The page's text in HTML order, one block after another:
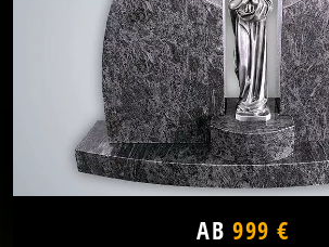
AB 999 €